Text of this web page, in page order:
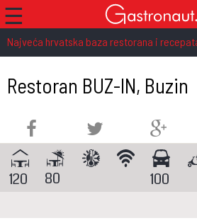
☰
Najveća hrvatska baza restorana i
Restoran BUZ-IN, Buzin
120 80
100